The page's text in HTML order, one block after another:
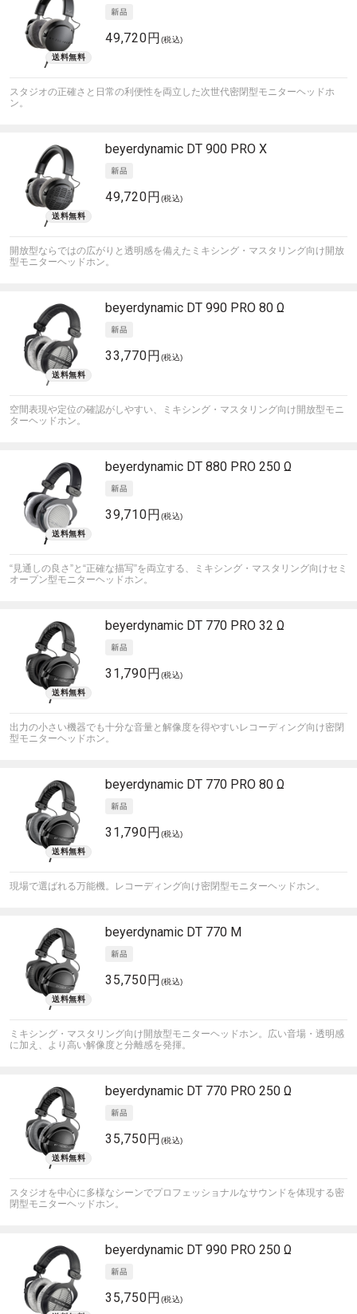
49,720円 (税込)
スタジオの正確さと日常の利便性を両立した次世代密閉型モニターヘッドホ
ン。
beyerdynamic DT 900 PRO X
49,720円 (税込)
開放型ならではの広がりと透明感を備えたミキシング・マスタリング向け開放
型モニターヘッドホン。
beyerdynamic DT 990 PRO 80 Ω
33,770円 (税込)
空間表現や定位の確認がしやすい、ミキシング・マスタリング向け開放型モニ
ターヘッドホン。
beyerdynamic DT 880 PRO 250 Ω
39,710円 (税込)
“見通しの良さ”と“正確な描写”を両立する、ミキシング・マスタリング向けセミ
オープン型モニターヘッドホン。
beyerdynamic DT 770 PRO 32 Ω
31,790円 (税込)
出力の小さい機器でも十分な音量と解像度を得やすいレコーディング向け密閉
型モニターヘッドホン。
beyerdynamic DT 770 PRO 80 Ω
31,790円 (税込)
現場で選ばれる万能機。レコーディング向け密閉型モニターヘッドホン。
beyerdynamic DT 770 M
35,750円 (税込)
ミキシング・マスタリング向け開放型モニターヘッドホン。広い音場・透明感
に加え、より高い解像度と分離感を発揮。
beyerdynamic DT 770 PRO 250 Ω
35,750円 (税込)
スタジオを中心に多様なシーンでプロフェッショナルなサウンドを体現する密
閉型モニターヘッドホン。
beyerdynamic DT 990 PRO 250 Ω
35,750円 (税込)